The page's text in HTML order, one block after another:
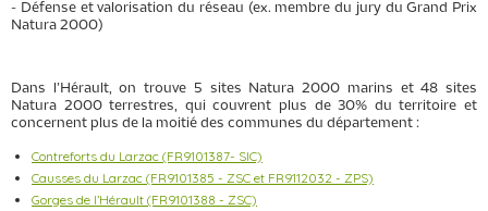
- Défense et valorisation du réseau (ex. membre du jury du Grand Prix
Natura 2000)
Dans l’Hérault, on trouve 5 sites Natura 2000 marins et 48 sites
Natura 2000 terrestres, qui couvrent plus de 30% du territoire et
concernent plus de la moitié des communes du département :
Contreforts du Larzac (FR9101387- SIC)
Causses du Larzac (FR9101385 - ZSC et FR9112032 - ZPS)
Gorges de l’Hérault (FR9101388 - ZSC)